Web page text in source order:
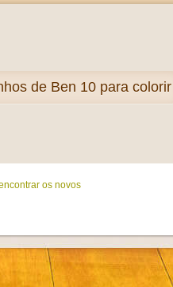
de Ben 10 para colorir
os novos